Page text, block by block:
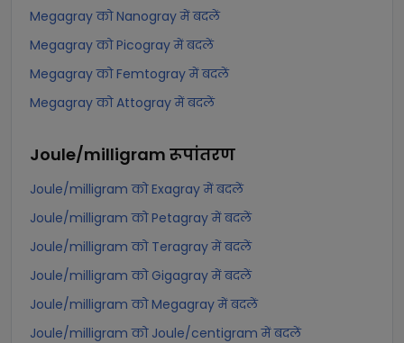
Megagray को Nanogray में बदलें
Megagray को Picogray में बदलें
Megagray को Femtogray में बदलें
Megagray को Attogray में बदलें
Joule/milligram रूपांतरण
Joule/milligram को Exagray में बदलें
Joule/milligram को Petagray में बदलें
Joule/milligram को Teragray में बदलें
Joule/milligram को Gigagray में बदलें
Joule/milligram को Megagray में बदलें
Joule/milligram को Joule/centigram में बदलें